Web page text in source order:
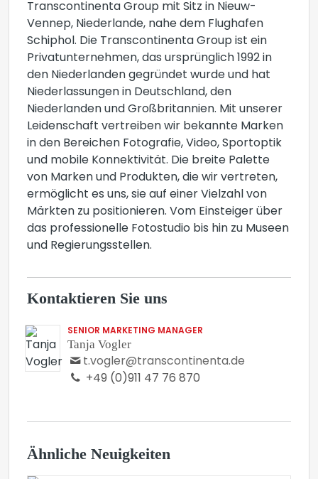
Transcontinenta Group mit Sitz in Nieuw-
Vennep, Niederlande, nahe dem Flughafen
Schiphol. Die Transcontinenta Group ist ein
Privatunternehmen, das ursprünglich 1992 in
den Niederlanden gegründet wurde und hat
Niederlassungen in Deutschland, den
Niederlanden und Großbritannien. Mit unserer
Leidenschaft vertreiben wir bekannte Marken
in den Bereichen Fotografie, Video, Sportoptik
und mobile Konnektivität. Die breite Palette
von Marken und Produkten, die wir vertreten,
ermöglicht es uns, sie auf einer Vielzahl von
Märkten zu positionieren. Vom Einsteiger über
das professionelle Fotostudio bis hin zu Museen
und Regierungsstellen.
Kontaktieren Sie uns
SENIOR MARKETING MANAGER
Tanja Vogler
t.vogler@transcontinenta.de
+49 (0)911 47 76 870
Ähnliche Neuigkeiten